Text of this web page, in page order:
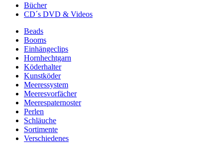
Bücher
CD´s DVD & Videos
Beads
Booms
Einhängeclips
Hornhechtgarn
Köderhalter
Kunstköder
Meeressystem
Meeresvorfächer
Meerespaternoster
Perlen
Schläuche
Sortimente
Verschiedenes